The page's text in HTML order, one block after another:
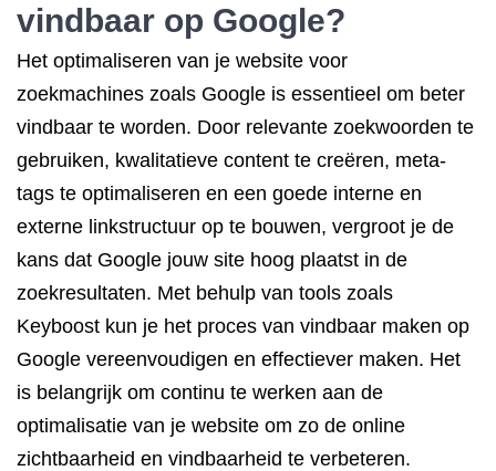
vindbaar op Google?
Het optimaliseren van je website voor
zoekmachines zoals Google is essentieel om beter
vindbaar te worden. Door relevante zoekwoorden te
gebruiken, kwalitatieve content te creëren, meta-
tags te optimaliseren en een goede interne en
externe linkstructuur op te bouwen, vergroot je de
kans dat Google jouw site hoog plaatst in de
zoekresultaten. Met behulp van tools zoals
Keyboost kun je het proces van vindbaar maken op
Google vereenvoudigen en effectiever maken. Het
is belangrijk om continu te werken aan de
optimalisatie van je website om zo de online
zichtbaarheid en vindbaarheid te verbeteren.